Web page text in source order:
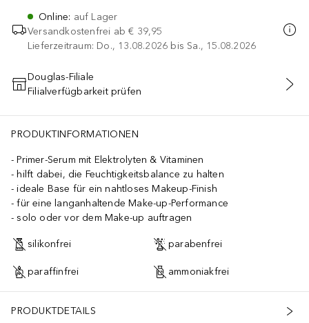
Online: auf Lager
Versandkostenfrei ab € 39,95
Lieferzeitraum: Do., 13.08.2026 bis Sa., 15.08.2026
IN DEN WARENKORB
Douglas-Filiale
Filialverfügbarkeit prüfen
PRODUKTINFORMATIONEN
Primer-Serum mit Elektrolyten & Vitaminen
hilft dabei, die Feuchtigkeitsbalance zu halten
ideale Base für ein nahtloses Makeup-Finish
für eine langanhaltende Make-up-Performance
solo oder vor dem Make-up auftragen
silikonfrei parabenfrei
paraffinfrei ammoniakfrei
PRODUKTDETAILS